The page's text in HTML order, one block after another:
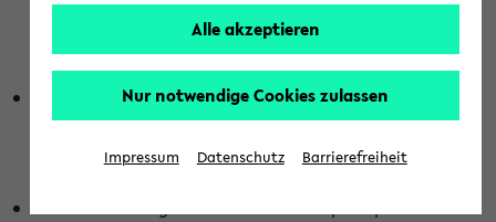
wurden. Die Anzeige ist semesterübergreifend und nicht
abhängig vom im eKVV gewählten Semester.
Die hier gezeigte Liste von Raumänderungen kann nur
vollständig sein, wenn den Fakultäten von den Lehrenden
die Änderungen zeitnah mitgeteilt und diese Änderungen
Alle akzeptieren
Nur notwendige Cookies zulassen
Impressum Datenschutz Barrierefreiheit